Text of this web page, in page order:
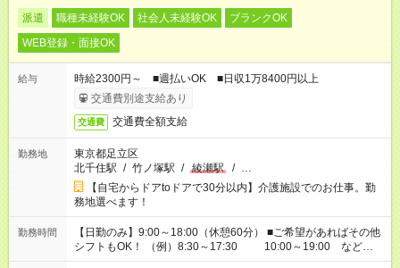
派遣 職種未経験OK 社会人未経験OK
ブランクOK
WEB登録・面接OK
給与
時給2300円～ ■週払いOK ■日収1万8400円以上
交通費別途支給あり
交通費 交通費全額支給
勤務地
東京都足立区
北千住駅 / 竹ノ塚駅 / 綾瀬駅 / …
【自宅からドアtoドアで30分以内】介護施設でのお仕事。勤
務地選べます！
勤務時間
【日勤のみ】9:00～18:00（休憩60分） ■ご希望があればその他
シフトもOK！ （例）8:30～17:30 10:00～19:00 など
「家族とお休みを合わせたい」 「できれば残業はしたくない」